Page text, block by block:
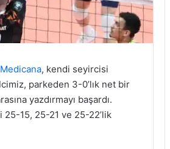
, kendi seyircisi
parkeden 3-0’lık net bir
yazdırmayı başardı.
15, 25-21 ve 25-22’lik